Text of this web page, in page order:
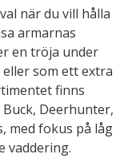
när du vill hålla
armarnas
en tröja under
som ett extra
finns
Deerhunter,
med fokus på låg
vaddering.